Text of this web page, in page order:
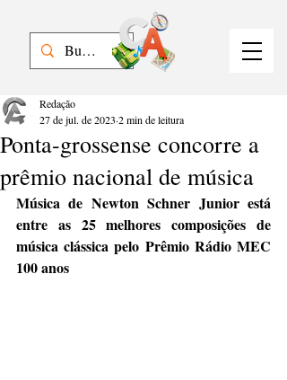
Ponta-grossense concorre a
prêmio nacional de música
Redação
27 de jul. de 2023 2 min de leitura
Música de Newton Schner Junior está
entre as 25 melhores composições de
música clássica pelo Prêmio Rádio MEC
100 anos